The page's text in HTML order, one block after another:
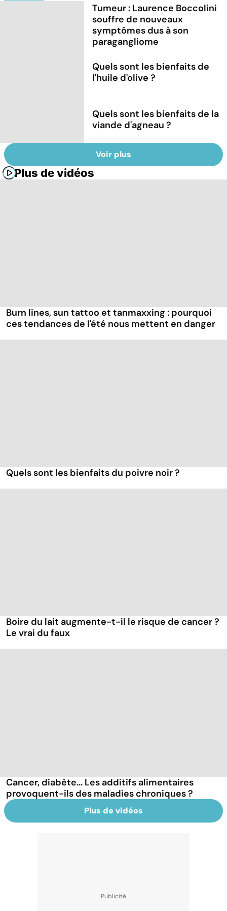
Tumeur : Laurence Boccolini
souffre de nouveaux
symptômes dus à son
paragangliome
Quels sont les bienfaits de
l'huile d'olive ?
Quels sont les bienfaits de la
viande d'agneau ?
Voir plus
Plus de vidéos
Burn lines, sun tattoo et tanmaxxing : pourquoi
ces tendances de l'été nous mettent en danger
Quels sont les bienfaits du poivre noir ?
Boire du lait augmente-t-il le risque de cancer ?
Le vrai du faux
Cancer, diabète... Les additifs alimentaires
provoquent-ils des maladies chroniques ?
Plus de vidéos